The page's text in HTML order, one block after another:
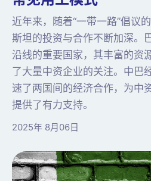
近年来，随着“一带一路”倡议
斯坦的投资与合作不断加深。
沿线的重要国家，其丰富的资
了大量中资企业的关注。中巴
速了两国间的经济合作，为中
提供了有力支持。
2025年 8月06日